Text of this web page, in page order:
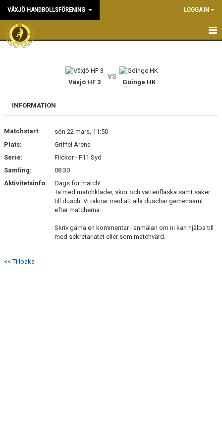
VÄXJÖ HANDBOLLSFÖRENING LOGGA IN
HEM
KONTAKT & KANSLI
DOKUMENT
VÅRA LAG
Växjö HF 3
vs
Göinge HK
INFORMATION
Matchstart:
sön 22 mars, 11:50
Plats:
Griffel Arena
Serie:
Flickor - F11 Syd
Samling:
08:30
Aktivitetsinfo:
Dags för match!
Ta med matchkläder, skor och vattenflaska samt saker
till dusch. Vi räknar med att alla duschar gemensamt
efter matcherna.
Skriv gärna en kommentar i anmälan om ni kan hjälpa till
med sekretariatet eller som matchvärd.
<< Tillbaka